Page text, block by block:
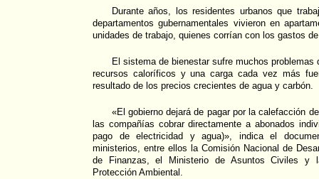
Durante años, los residentes urbanos que
departamentos gubernamentales vivieron en
unidades de trabajo, quienes corrían con los gastos
El sistema de bienestar sufre muchos problemas
recursos caloríficos y una carga cada vez más
resultado de los precios crecientes de agua y carbón.
«El gobierno dejará de pagar por la calefacción
las compañías cobrar directamente a abonados
pago de electricidad y agua)», indica el
ministerios, entre ellos la Comisión Nacional de
de Finanzas, el Ministerio de Asuntos Civiles y
Protección Ambiental.